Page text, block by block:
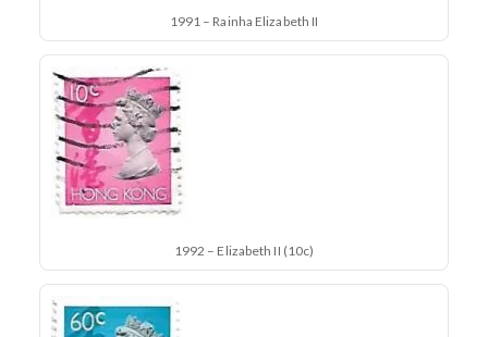
1991 – Rainha Elizabeth II
1992 – Elizabeth II (10c)